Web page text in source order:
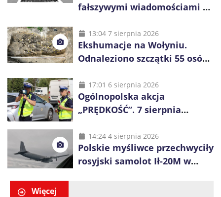
fałszywymi wiadomościami o
48 godzin
13:04 7 sierpnia 2026
Ekshumacje na Wołyniu.
Odnaleziono szczątki 55 osób,
17:01 6 sierpnia 2026
Ogólnopolska akcja
„PRĘDKOŚĆ”. 7 sierpnia
14:24 4 sierpnia 2026
Polskie myśliwce przechwyciły
rosyjski samolot Ił-20M w
Więcej